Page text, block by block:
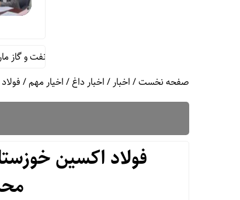
رئیس روابط عمومی شرکت بهره برداری نفت و گاز مارون به
صفحه نخست/اخبار/اخبار داغ/اخیار مهم/
فولاد اکسین